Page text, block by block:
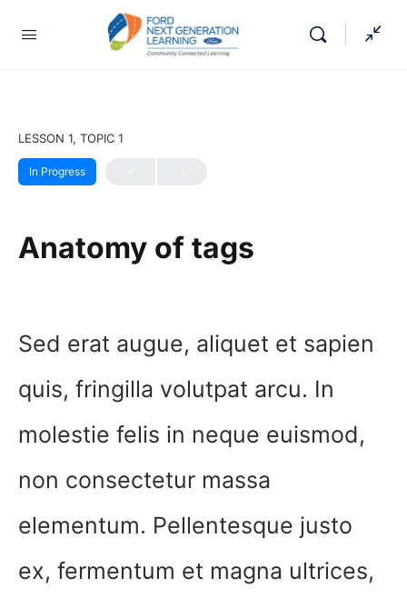
LESSON 1, TOPIC 1
In Progress
Anatomy of tags
Sed erat augue, aliquet et sapien
quis, fringilla volutpat arcu. In
molestie felis in neque euismod,
non consectetur massa
elementum. Pellentesque justo
ex, fermentum et magna ultrices,